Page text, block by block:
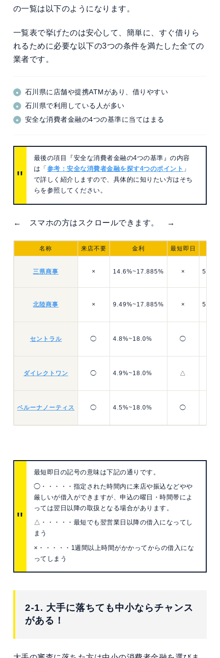
の一覧は以下のようになります。
一覧表で挙げたのは安心して、簡単に、すぐ借りら
れるために必要な以下の3つの条件を満たした全ての
業者です。
石川県に店舗や提携ATMがあり、借りやすい
石川県で利用している人が多い
安全な消費者金融の4つの基準に当てはまる
最後の項目『安全な消費者金融の4つの基準』の内容
は「 参考：安全な消費者金融を探す4つのポイント 」
で詳しく紹介しますので、具体的に知りたい方はそち
らを参照してください。
← スマホの方はスクロールできます。 →
名称 来店不要 金利 最短即日
三県商事 × 14.6%~17.885% × 50も
北陸商事 × 9.49%~17.885% × 50も
セントラル ◯ 4.8%~18.0% ◯
ダイレクトワン ◯ 4.9%~18.0% △
ベルーナノーティス ◯ 4.5%~18.0% ◯
最短即日の記号の意味は下記の通りです。
◯・・・・・指定された時間内に来店や振込などやや
厳しいが借入ができますが、申込の曜日・時間帯によ
っては翌日以降の取扱となる場合があります。
△・・・・・最短でも翌営業日以降の借入になってし
まう
×・・・・・1週間以上時間がかかってからの借入にな
ってしまう
2-1. 大手に落ちても中小ならチャンス
がある！